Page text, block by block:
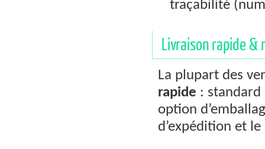
traçabilité
Livraison rapide &
La plupart des
rapide : standard
option
d’expédition et